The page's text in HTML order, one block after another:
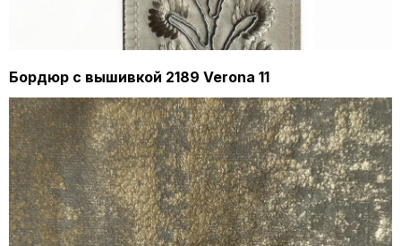
Бордюр с вышивкой 2189 Verona 11